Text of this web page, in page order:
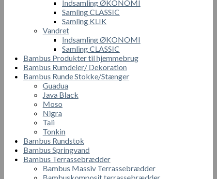
Indsamling ØKONOMI
Samling CLASSIC
Samling KLIK
Vandret
Indsamling ØKONOMI
Samling CLASSIC
Bambus Produkter til hjemmebrug
Bambus Rumdeler/ Dekoration
Bambus Runde Stokke/Stænger
Guadua
Java Black
Moso
Nigra
Tali
Tonkin
Bambus Rundstok
Bambus Springvand
Bambus Terrassebrædder
Bambus Massiv Terrassebrædder